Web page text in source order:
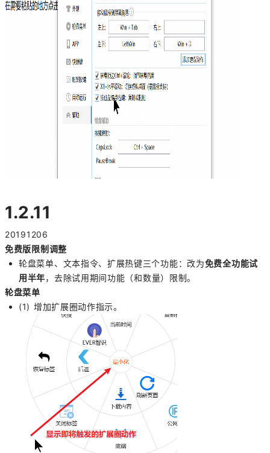
1.2.11
20191206
免费版限制调整
轮盘菜单、文本指令、扩展热键三个功能：改为免费全功能试
用半年，去除试用期间功能（和数量）限制。
轮盘菜单
(1) 增加扩展圈动作指示。